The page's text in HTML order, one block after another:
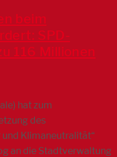
beim
SPD-
116 Millionen
hat zum
des
Klimaneutralität“
an die Stadtverwaltung